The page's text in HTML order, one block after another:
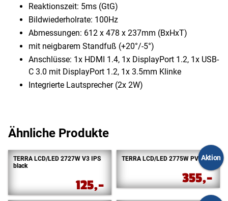
Reaktionszeit: 5ms (GtG)
Bildwiederholrate: 100Hz
Abmessungen: 612 x 478 x 237mm (BxHxT)
mit neigbarem Standfuß (+20°/​-5°)
Anschlüsse: 1x HDMI 1.4, 1x DisplayPort 1.2, 1x USB-
C 3.0 mit DisplayPort 1.2, 1x 3.5mm Klinke
Integrierte Lautsprecher (2x 2W)
Ähnliche Produkte
TERRA LCD/LED 2727W V3 IPS
black
125,-
Aktion
TERRA LCD/LED 2775W PV V3
355,-